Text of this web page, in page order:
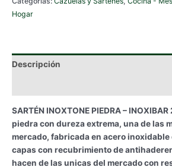
Hogar
Descripción
SARTÉN INOXTONE PIEDRA –
piedra con dureza extrema, una de las
mercado, fabricada en acero inoxidable
capas con recubrimiento de
hacen de las unicas del mercado con